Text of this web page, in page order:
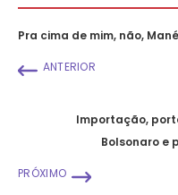
Pra cima de mim, não,
ANTERIOR
Importação,
Bolsonaro e
PRÓXIMO